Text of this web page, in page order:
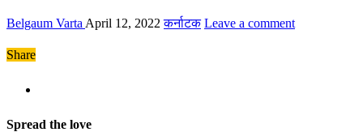
Belgaum Varta April 12, 2022 कर्नाटक Leave a comment
Share
Spread the love